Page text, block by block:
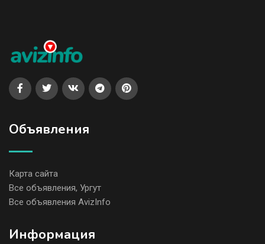
Объявления
Карта сайта
Все объявления, Ургут
Все объявления AvizInfo
Информация